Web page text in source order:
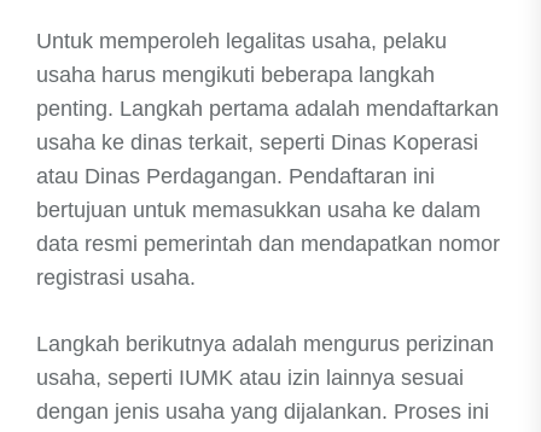
Untuk memperoleh legalitas usaha, pelaku
usaha harus mengikuti beberapa langkah
penting. Langkah pertama adalah mendaftarkan
usaha ke dinas terkait, seperti Dinas Koperasi
atau Dinas Perdagangan. Pendaftaran ini
bertujuan untuk memasukkan usaha ke dalam
data resmi pemerintah dan mendapatkan nomor
registrasi usaha.
Langkah berikutnya adalah mengurus perizinan
usaha, seperti IUMK atau izin lainnya sesuai
dengan jenis usaha yang dijalankan. Proses ini